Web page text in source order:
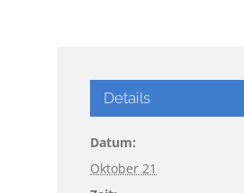
Details
Datum:
Oktober 21